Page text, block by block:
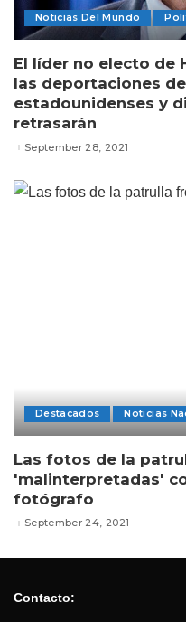
Noticias Del Mundo
El líder no electo de
las deportaciones
estadounidenses y
retrasarán
September 28, 2021
Destacados Noticias
Las fotos de la
'malinterpretadas'
fotógrafo
September 24, 2021
Contacto: